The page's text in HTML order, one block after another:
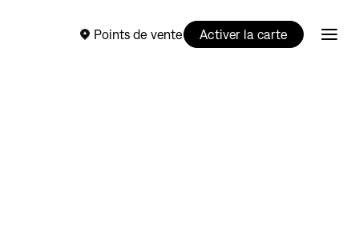
Points de vente Activer la carte